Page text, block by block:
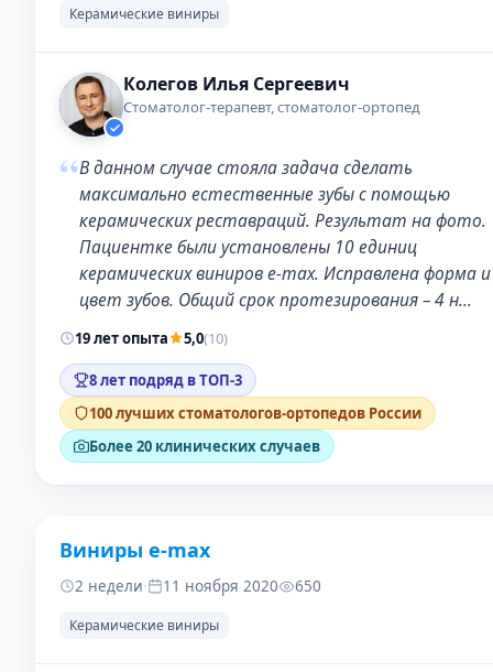
Керамические виниры
Колегов Илья Сергеевич
Стоматолог-терапевт, стоматолог-ортопед
“В данном случае стояла задача сделать
максимально естественные зубы с помощью
керамических реставраций. Результат на фото.
Пациентке были установлены 10 единиц
керамических виниров e-max. Исправлена форма и
цвет зубов. Общий срок протезирования – 4 н…
19 лет опыта 5,0(10)
8 лет подряд в ТОП-3
100 лучших стоматологов-ортопедов России
Более 20 клинических случаев
ДО
Виниры e-max
2 недели· 11 ноября 2020 650
Керамические виниры